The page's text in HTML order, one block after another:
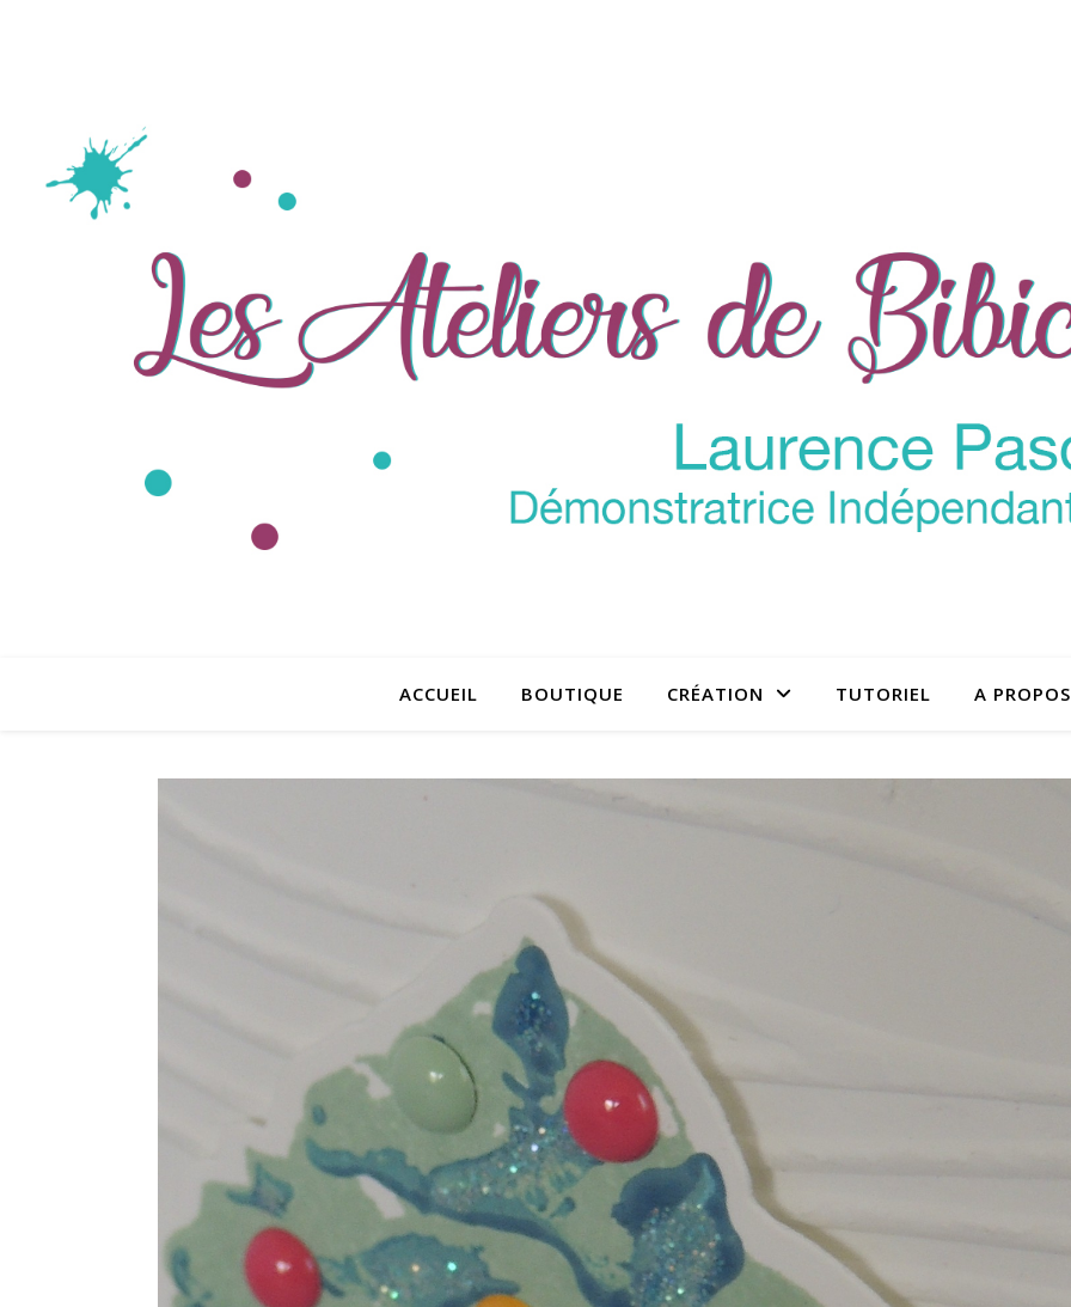
ACCUEIL BOUTIQUE CRÉATION TUTORIEL A PROPOS